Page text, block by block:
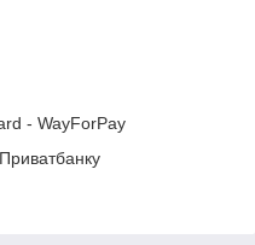
- WayForPay